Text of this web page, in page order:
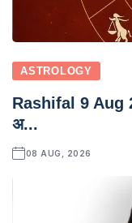
ASTROLOGY
Rashifal 9 Aug
अ...
08 AUG, 2026